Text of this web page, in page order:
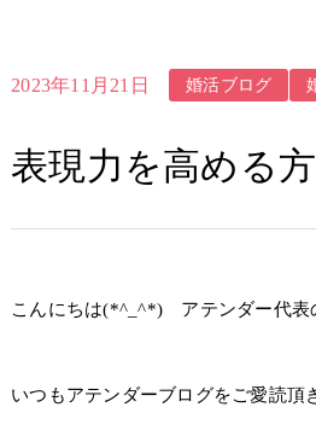
2023年11月21日 婚活ブログ
表現力を高める
こんにちは(*^_^*) アテンダー代表
いつもアテンダーブログをご愛読頂